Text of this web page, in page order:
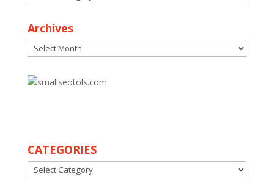
Archives
Archives
CATEGORIES
CATEGORIES